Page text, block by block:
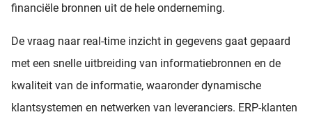
financiële bronnen uit de hele onderneming.
De vraag naar real-time inzicht in gegevens gaat gepaard
met een snelle uitbreiding van informatiebronnen en de
kwaliteit van de informatie, waaronder dynamische
klantsystemen en netwerken van leveranciers. ERP-klanten